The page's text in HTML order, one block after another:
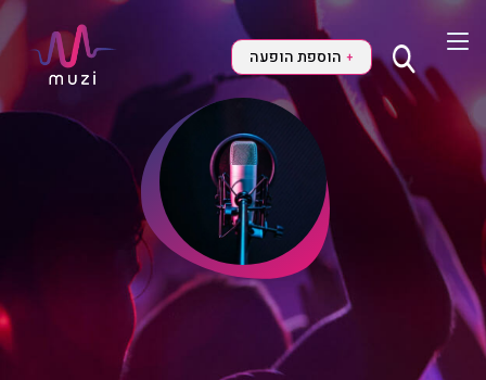
+ הוספת הופעה